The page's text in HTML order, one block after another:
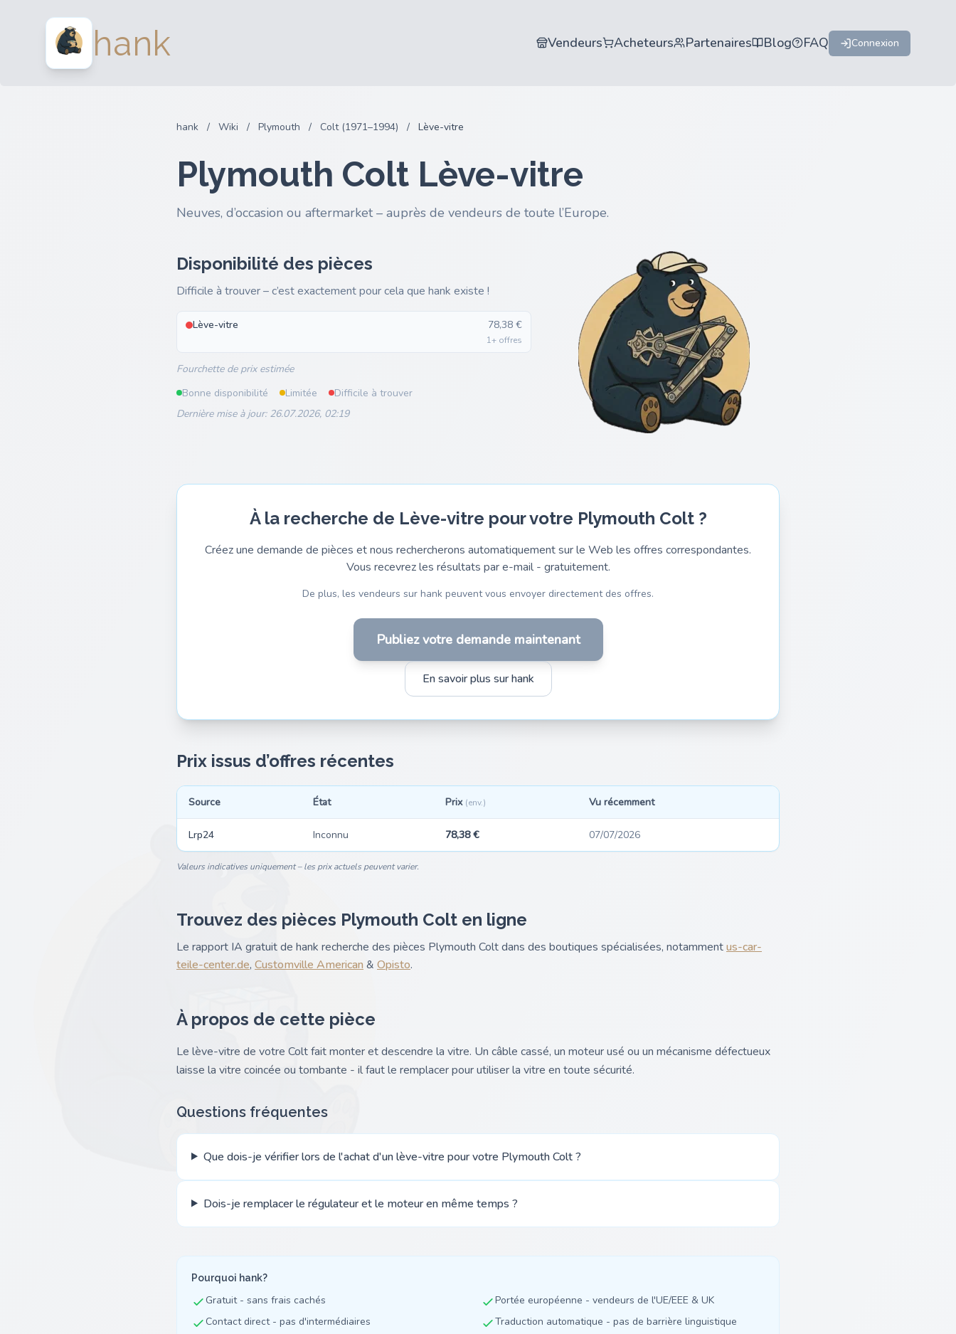
hank Vendeurs Acheteurs Partenaires Blog FAQ Connexion
hank / Wiki / Plymouth / Colt (1971–1994) / Lève-vitre
Plymouth Colt Lève-vitre
Neuves, d’occasion ou aftermarket – auprès de vendeurs de toute l’Europe.
Disponibilité des pièces
Difficile à trouver – c’est exactement pour cela que hank existe !
Lève-vitre 78,38 €
1+ offres
Fourchette de prix estimée
Bonne disponibilité
Limitée
Difficile à trouver
Dernière mise à jour: 26.07.2026, 02:19
À la recherche de Lève-vitre pour votre Plymouth Colt ?
Créez une demande de pièces et nous rechercherons automatiquement sur le Web les offres correspondantes.
Vous recevrez les résultats par e-mail - gratuitement.
De plus, les vendeurs sur hank peuvent vous envoyer directement des offres.
Publiez votre demande maintenant
En savoir plus sur hank
Prix issus d’offres récentes
Source État Prix (env.) Vu récemment
Lrp24 Inconnu 78,38 € 07/07/2026
Valeurs indicatives uniquement – les prix actuels peuvent varier.
Trouvez des pièces Plymouth Colt en ligne
Le rapport IA gratuit de hank recherche des pièces Plymouth Colt dans des boutiques spécialisées, notammentus-car-
teile-center.de, Customville American & Opisto.
À propos de cette pièce
Le lève-vitre de votre Colt fait monter et descendre la vitre. Un câble cassé, un moteur usé ou un mécanisme défectueux
laisse la vitre coincée ou tombante - il faut le remplacer pour utiliser la vitre en toute sécurité.
Questions fréquentes
Que dois-je vérifier lors de l'achat d'un lève-vitre pour votre Plymouth Colt ?
Dois-je remplacer le régulateur et le moteur en même temps ?
Pourquoi hank?
Gratuit - sans frais cachés
Portée européenne - vendeurs de l'UE/EEE & UK
Contact direct - pas d'intermédiaires
Traduction automatique - pas de barrière linguistique